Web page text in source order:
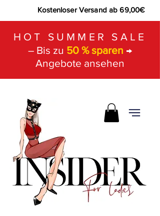
Kostenloser Versand ab 69,00€
HOT SUMMER SALE
– Bis zu 50 % sparen →
Angebote ansehen